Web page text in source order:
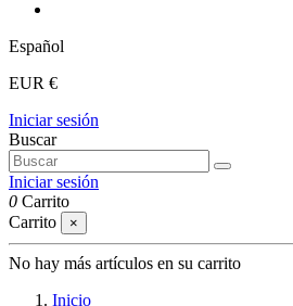
Español
EUR €
Iniciar sesión
Buscar
Iniciar sesión
0 Carrito
Carrito
×
No hay más artículos en su carrito
Inicio